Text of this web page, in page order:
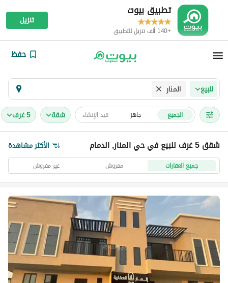
تطبيق بيوت
+140 ألف تنزيل للتطبيق
تنزيل
حفظ
للبيع المنار
الجميع جاهز قيد الإنشاء شقة 5 غرف
شقق 5 غرف للبيع في حي المنار, الدمام الأكثر مشاهدة
جميع العقارات مفروش غير مفروش